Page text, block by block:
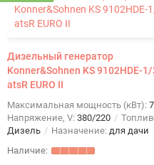
Дизельный генератор
Konner&Sohnen KS 9102HDE-1/
atsR EURO II
Максимальная мощность (кВт):
Напряжение, V: 380/220
Дизель
Назначение: для дачи